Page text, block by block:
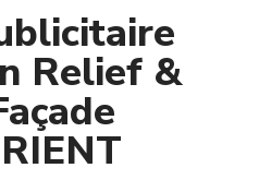
Relief &